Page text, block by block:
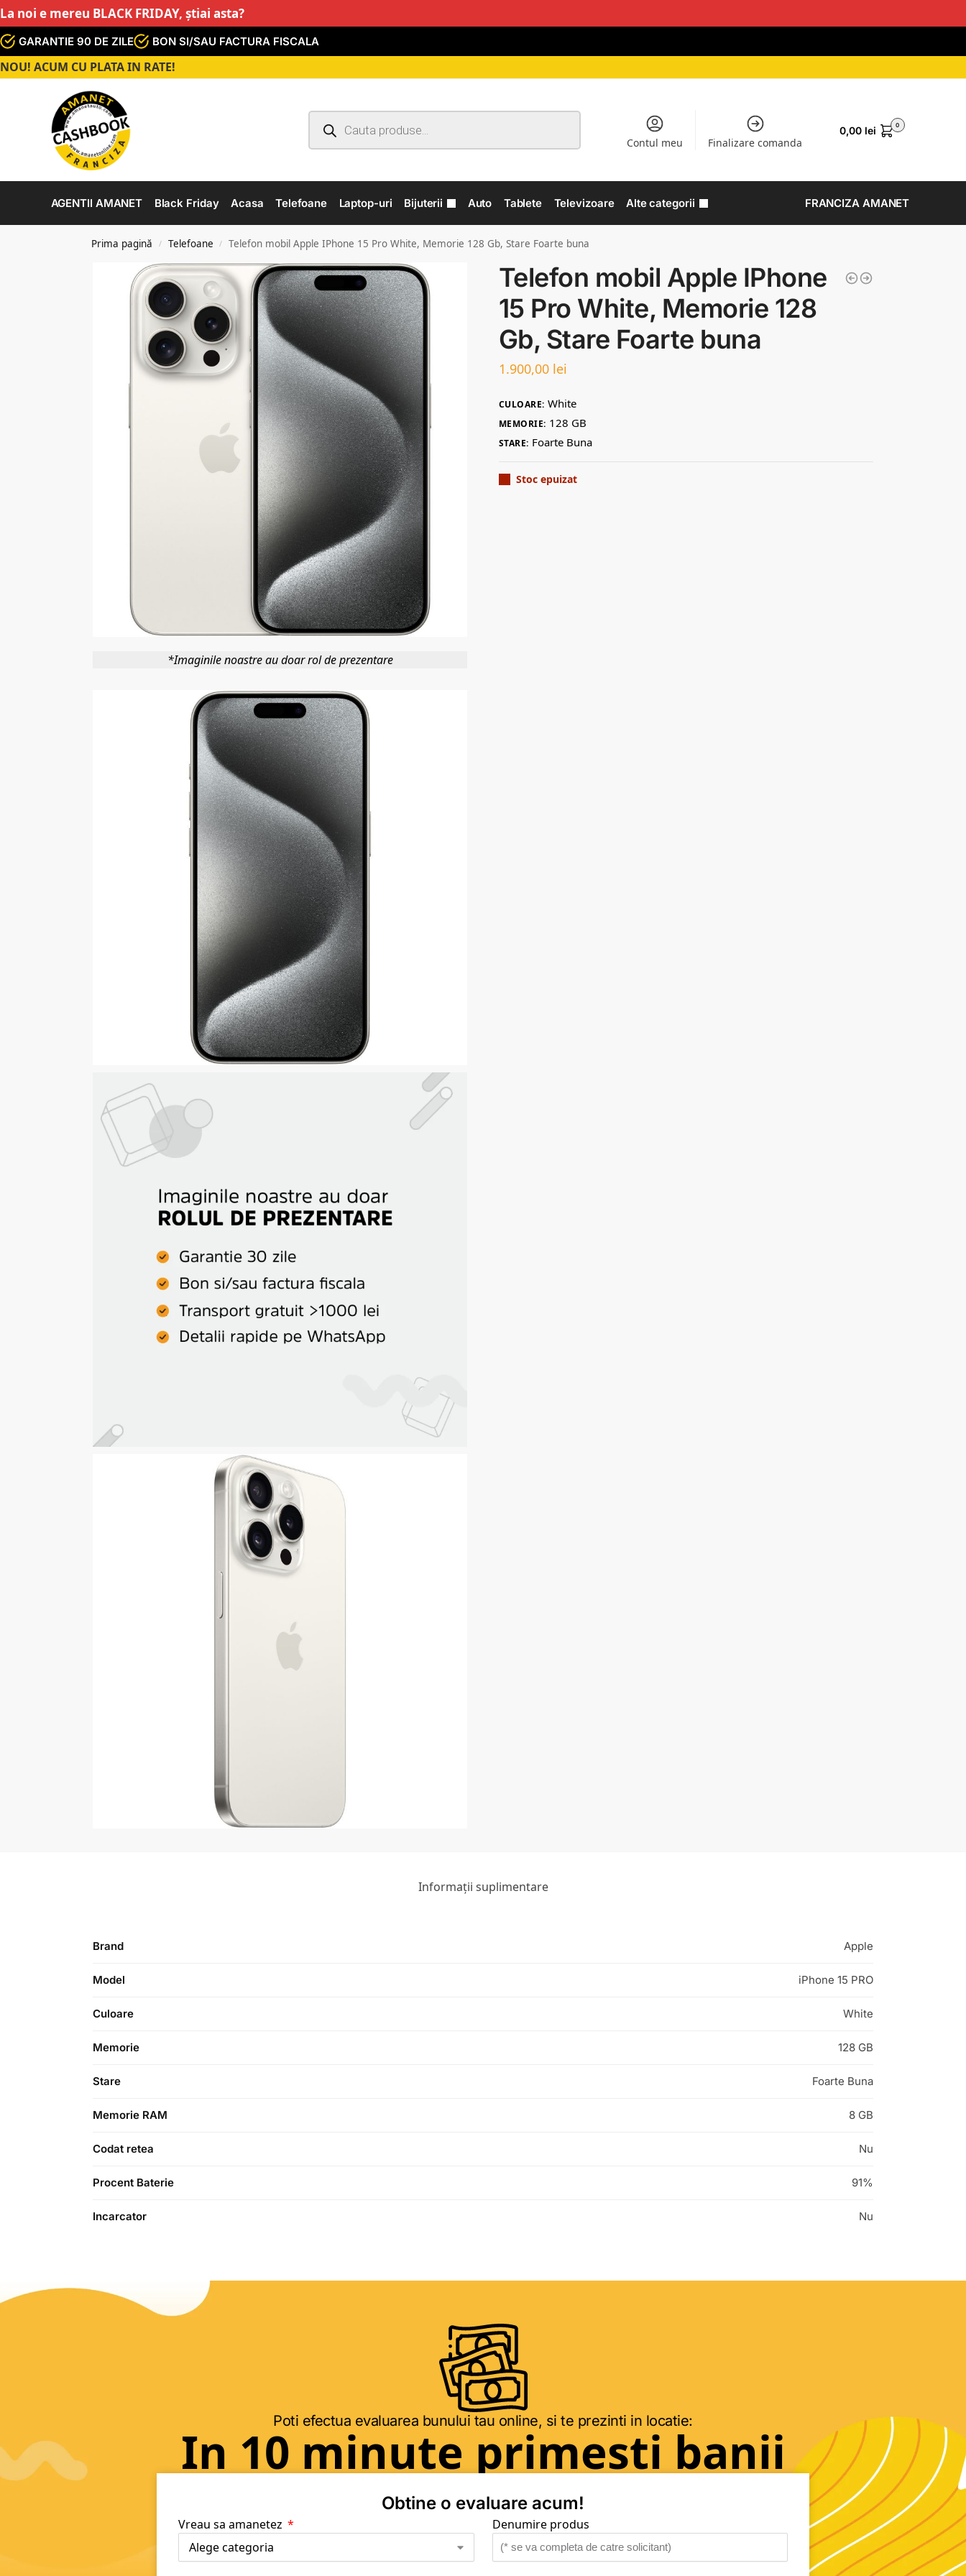
La noi e mereu BLACK FRIDAY, știai asta?
GARANTIE 90 DE ZILE BON SI/SAU FACTURA FISCALA
NOU! ACUM CU PLATA IN RATE!
Contul meu Finalizare comanda
0,00 lei 0
AGENTII AMANET Black Friday Acasa Telefoane Laptop-uri Bijuterii Auto Tablete Televizoare Alte categorii FRANCIZA AMANET
Prima pagină / Telefoane / Telefon mobil Apple IPhone 15 Pro White, Memorie 128 Gb, Stare Foarte buna
Telefon mobil Apple IPhone
15 Pro White, Memorie 128
Gb, Stare Foarte buna
1.900,00 lei
CULOARE: White
MEMORIE: 128 GB
STARE: Foarte Buna
Stoc epuizat
Informații suplimentare
Brand Apple
Model iPhone 15 PRO
Culoare White
Memorie 128 GB
Stare Foarte Buna
Memorie RAM 8 GB
Codat retea Nu
Procent Baterie 91%
Incarcator Nu
Poti efectua evaluarea bunului tau online, si te prezinti in locatie:
In 10 minute primesti banii
Obtine o evaluare acum!
Vreau sa amanetez Denumire produs